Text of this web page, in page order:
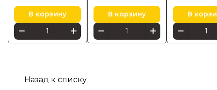
В корзину В корзину В
Назад к списку